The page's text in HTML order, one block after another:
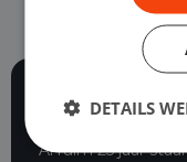
Al ruim 25 jaar
DETAILS